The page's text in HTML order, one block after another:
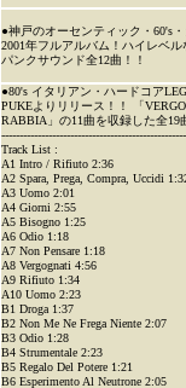
●神戸のオーセンティック・60's・
2001年フルアルバム！ハイレベ
パンクサウンド全12曲！！
●80's イタリアン・ハードコア
PUKEよりリリース！！ 「
RABBIA」の11曲を収録した全19
Track List :
A1 Intro / Rifiuto 2:36
A2 Spara, Prega, Compra, Uccidi
A3 Uomo 2:01
A4 Giorni 2:55
A5 Bisogno 1:25
A6 Odio 1:18
A7 Non Pensare 1:18
A8 Vergognati 4:56
A9 Rifiuto 1:34
A10 Uomo 2:23
B1 Droga 1:37
B2 Non Me Ne Frega Niente 2:07
B3 Odio 1:28
B4 Strumentale 2:23
B5 Regalo Del Potere 1:21
B6 Esperimento Al Neutrone 2:05